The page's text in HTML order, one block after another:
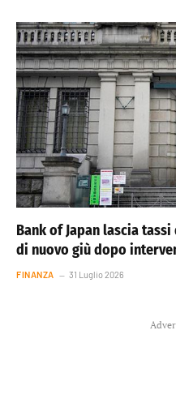
Bank of Japan lascia tassi
di nuovo giù dopo
FINANZA 31 Luglio 2026